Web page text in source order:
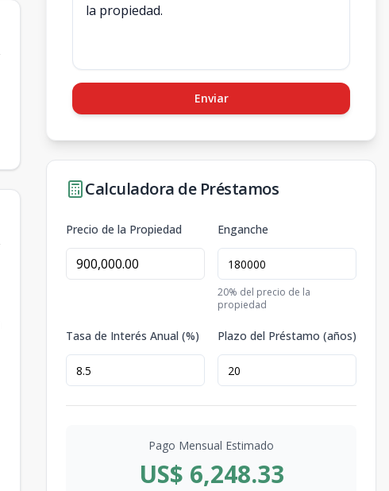
Enviar
Calculadora de Préstamos
Precio de la Propiedad Enganche
20% del precio de la
propiedad
Tasa de Interés Anual (%) Plazo del Préstamo (años)
Pago Mensual Estimado
US$ 6,248.33